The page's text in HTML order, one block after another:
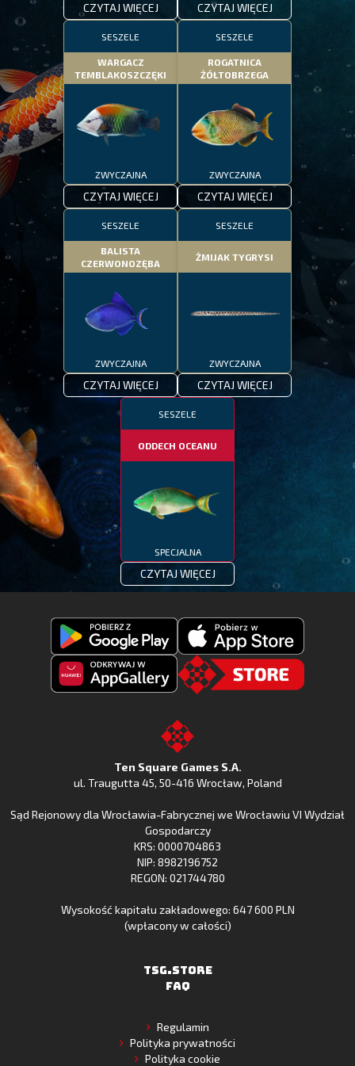
CZYTAJ WIĘCEJ CZYTAJ WIĘCEJ
SESZELE
WARGACZ
TEMBLAKOSZCZĘKI
ZWYCZAJNA
CZYTAJ WIĘCEJ
SESZELE
ROGATNICA
ŻÓŁTOBRZEGA
ZWYCZAJNA
CZYTAJ WIĘCEJ
SESZELE
BALISTA
CZERWONOZĘBA
ZWYCZAJNA
CZYTAJ WIĘCEJ
SESZELE
ŻMIJAK TYGRYSI
ZWYCZAJNA
CZYTAJ WIĘCEJ
SESZELE
ODDECH OCEANU
SPECJALNA
CZYTAJ WIĘCEJ
Pobierz
Fishing
Pobierz
Fishing
z
Apple
Store
Huawei
Gallery
to
the
Ten Square Games S.A.
ul. Traugutta 45, 50-416 Wrocław, Poland
Sąd Rejonowy dla Wrocławia-Fabrycznej we Wrocławiu VI Wydział
Gospodarczy
KRS: 0000704863
NIP: 8982196752
REGON: 021744780
Wysokość kapitału zakładowego: 647 600 PLN
(wpłacony w całości)
TSG.STORE
FAQ
Regulamin
Polityka prywatności
Polityka cookie